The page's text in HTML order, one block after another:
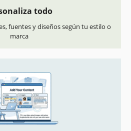
todo
fuentes y diseños según tu estilo o
marca